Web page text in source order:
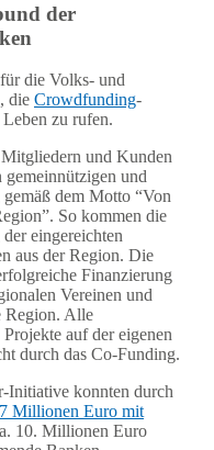
der
die Volks- und
die Crowdfunding-
zu rufen.
und Kunden
und
dem Motto “Von
So kommen die
eingereichten
aus der Region. Die
Finanzierung
Vereinen und
Region. Alle
auf der eigenen
durch das Co-Funding.
Initiative konnten durch
Millionen Euro mit
10. Millionen Euro